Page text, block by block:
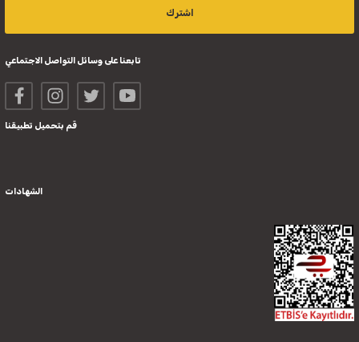
اشترك
تابعنا على وسائل التواصل الاجتماعي
قم بتحميل تطبيقنا
الشهادات